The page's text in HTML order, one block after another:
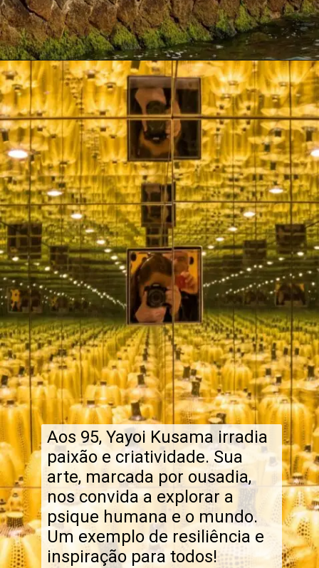
Aos 95, Yayoi Kusama irradia
paixão e criatividade. Sua
arte, marcada por ousadia,
nos convida a explorar a
psique humana e o mundo.
Um exemplo de resiliência e
inspiração para todos!